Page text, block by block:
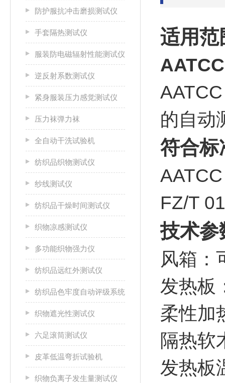
防护服抗冲击磨损测试仪
手套隔热测试仪
服装防电磁辐射性能测试仪
逆反射系数测试仪
紧身服装压力感觉测试仪
压力袜弹力袜
全自动干洗试验机
纺织品织物测试仪
纱线测试仪
纺织品干燥时间测试仪
织物凉感测试仪
多功能织物强力仪
纺织品远红外测试仪
纺织品色牢度自动评级系统
织物遮光性测试仪
六足滚筒测试仪
皮革低温弯折试验机
织物负离子发生量测试仪
适用范
的自动
符合标
FZ/T
技术参
风箱：
发热板
柔性加
隔热软
发热板